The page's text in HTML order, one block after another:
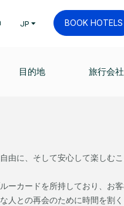
JP BOOK HOTELS
目的地 旅行会
に、そして安心して楽しむこ
ーカードを所持しており、お
との再会のために時間を割く